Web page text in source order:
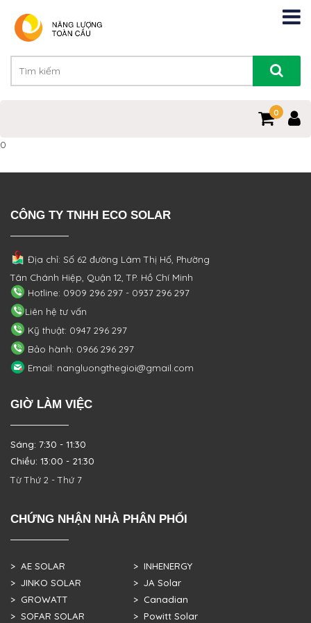
0
0
CÔNG TY TNHH ECO SOLAR
Địa chỉ: Số 62 đường Lâm Thị Hố, Phường
Tân Chánh Hiệp, Quận 12, TP. Hồ Chí Minh
Hotline: 0909 296 297 - 0937 296 297
Liên hệ tư vấn
Kỹ thuật: 0947 296 297
Bảo hành: 0966 296 297
Email: nangluongthegioi@gmail.com
GIỜ LÀM VIỆC
Sáng: 7:30 - 11:30
Chiều: 13:00 - 21:30
Từ Thứ 2 - Thứ 7
CHỨNG NHẬN NHÀ PHÂN PHỐI
> AE SOLAR
> JINKO SOLAR
> GROWATT
> SOFAR SOLAR
> INHENERGY
> JA Solar
> Canadian
> Powitt Solar